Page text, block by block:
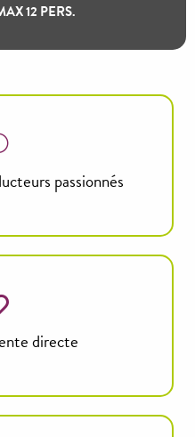
12 PERS.
passionnés
directe